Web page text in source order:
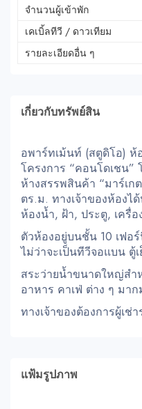
จำนวนผู้เข้าพัก
เคเบิ้ลทีวี / ดาวเทียม
รายละเอียดอื่น ๆ
เกี่ยวกับทรัพย์สิน
อพาร์ทเม้นท์ (สตูดิโอ) ห้
โครงการ “คอนโดเชน”
ห้างสรรพสินค้า “มาร์เก
ตร.ม. ทางเจ้าของห้อง
ห้องน้ำ, ฝ้า, ประตู, เครื่อ
ตัวห้องอยู่บนชั้น 10 เฟอ
ไม่ว่าจะเป็นทีวีจอแบน ตู้
สระว่ายน้ำขนาดใหญ่ส
อาหาร คาเฟ่ ต่าง ๆ มา
ทางเจ้าของต้องการผู้เช่
แฟ้มรูปภาพ